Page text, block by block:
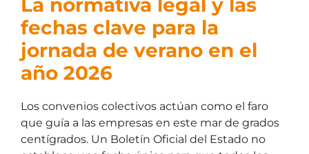
La normativa legal y las
fechas clave para la
jornada de verano en el
año 2026
Los convenios colectivos actúan como el faro
que guía a las empresas en este mar de grados
centígrados. Un Boletín Oficial del Estado no